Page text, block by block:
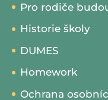
Pro rodiče
Historie školy
DUMES
Homework
Ochrana